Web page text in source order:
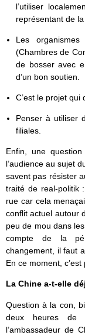
l’utiliser
représentant de la
Les
(Chambres de
de bosser avec
d’un bon soutien.
C’est le projet qui
Penser à utiliser
filiales.
Enfin, une
l’audience au sujet
savent pas résister
traité de real-politik
rue car cela
conflit actuel autour
peu de mou dans
compte de la
changement, il faut
En ce moment, c’est
La Chine a-t-elle
Question à la con,
deux heures de
l’ambassadeur de